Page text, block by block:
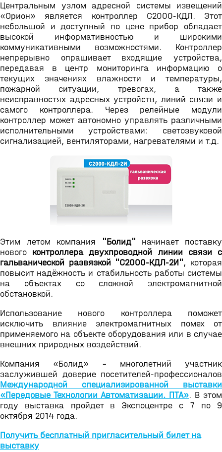
Центральным узлом адресной системы извещений
«Орион» является контроллер С2000-КДЛ. Этот
небольшой и доступный по цене прибор обладает
высокой информативностью и широкими
коммуникативными возможностями. Контроллер
непрерывно опрашивает входящие устройства,
передавая в центр мониторинга информацию о
текущих значениях влажности и температуры,
пожарной ситуации, тревогах, а также
неисправностях адресных устройств, линий связи и
самого контроллера. Через релейные модули
контроллер может автономно управлять различными
исполнительными устройствами: светозвуковой
сигнализацией, вентиляторами, нагревателями и т.д.
Этим летом компания "Болид" начинает поставку
нового контроллера двухпроводной линии связи с
гальванической развязкой "С2000-КДЛ-2И", которая
повысит надёжность и стабильность работы системы
на объектах со сложной электромагнитной
обстановкой.
Использование нового контроллера поможет
исключить влияние электромагнитных помех от
применяемого на объекте оборудования или в случае
внешних природных воздействий.
Компания «Болид» - многолетний участник
заслужившей доверие посетителей-профессионалов
Международной специализированной выставки
«Передовые Технологии Автоматизации. ПТА». В этом
году выставка пройдет в Экспоцентре с 7 по 9
октября 2014 года.
Получить бесплатный пригласительный билет на
выставку